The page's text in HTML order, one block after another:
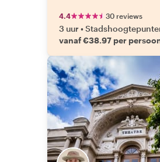
4.4 30 reviews
3 uur •
vanaf €38.97 per